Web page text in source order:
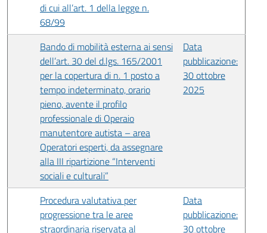
di cui all’art. 1 della legge n.
68/99
Bando di mobilità esterna ai sensi
dell’art. 30 del d.lgs. 165/2001
per la copertura di n. 1 posto a
tempo indeterminato, orario
pieno, avente il profilo
professionale di Operaio
manutentore autista – area
Operatori esperti, da assegnare
alla III ripartizione “Interventi
sociali e culturali”
Data
pubblicazione:
30 ottobre
2025
Procedura valutativa per
progressione tra le aree
straordinaria riservata al
Data
pubblicazione:
30 ottobre